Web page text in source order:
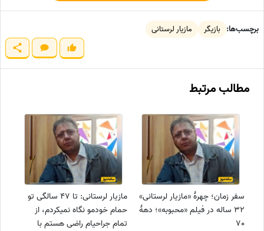
برچسب‌ها: بازیگر مازیار لرستانی
مطالب مرتبط
سفر زمان؛ چهرۀ «مازیار لرستانی»
32 ساله در فیلم «محبوبه»؛ دهۀ
70
مازیار لرستانی: تا 47 سالگی تو
حمام خودمو نگاه نمیکردم، از
تمام جراحیام راضی هستم با